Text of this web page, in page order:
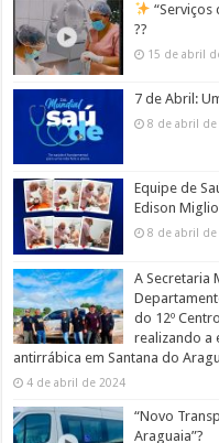
“Serviços
??
15 de abril
7 de Abril:
8 de abril de
Equipe de
Edison
8 de abril de
A Secretaria
do 12º
realizando a
antirrábica em Santana do
4 de abril de 2024
“Novo
Araguaia”?